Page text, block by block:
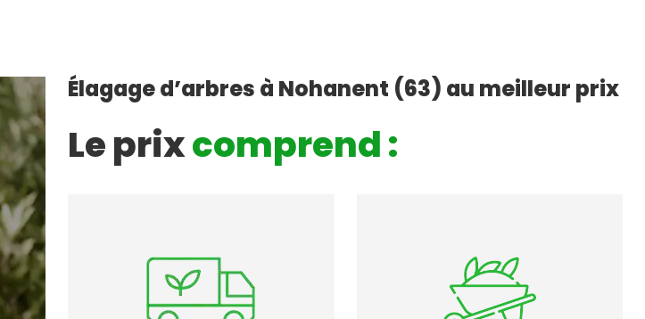
Élagage d’arbres à Nohanent (63) au meilleur prix
Le prixcomprend :